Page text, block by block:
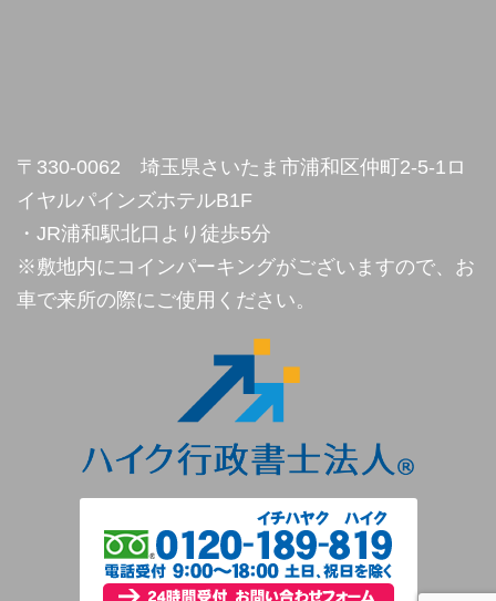
〒330-0062 埼玉県さいたま市浦和区仲町2-5-1ロ
イヤルパインズホテルB1F
・JR浦和駅北口より徒歩5分
※敷地内にコインパーキングがございますので、お
車で来所の際にご使用ください。